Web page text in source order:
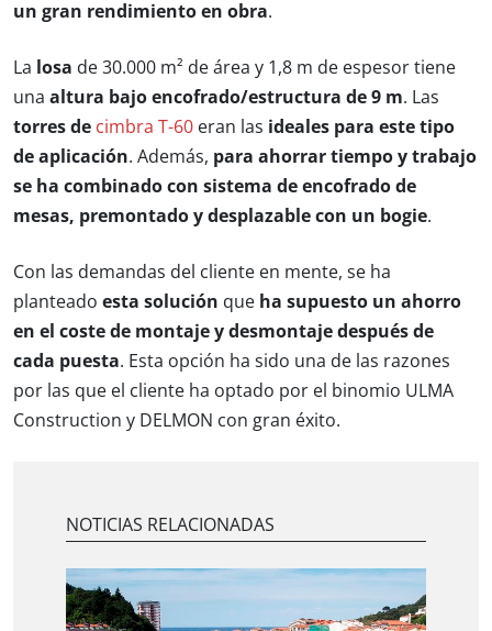
un gran rendimiento en obra.
La losa de 30.000 m² de área y 1,8 m de espesor tiene
una altura bajo encofrado/estructura de 9 m. Las
torres de cimbra T-60 eran las ideales para este tipo
de aplicación. Además, para ahorrar tiempo y trabajo
se ha combinado con sistema de encofrado de
mesas, premontado y desplazable con un bogie.
Con las demandas del cliente en mente, se ha
planteado esta solución que ha supuesto un ahorro
en el coste de montaje y desmontaje después de
cada puesta. Esta opción ha sido una de las razones
por las que el cliente ha optado por el binomio ULMA
Construction y DELMON con gran éxito.
NOTICIAS RELACIONADAS